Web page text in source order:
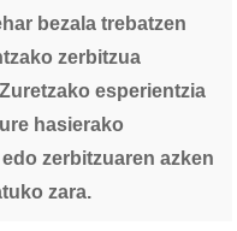
bezala trebatzen
zerbitzua
esperientzia
hasierako
zerbitzuaren azken
zara.